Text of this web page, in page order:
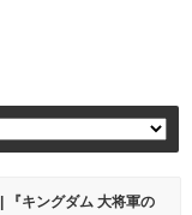
| 『キングダム 大将軍の